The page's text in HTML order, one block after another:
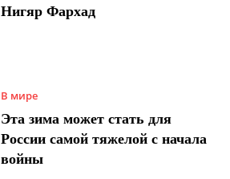
Нигяр Фархад
В мире
Эта зима может стать для
России самой тяжелой с начала
войны